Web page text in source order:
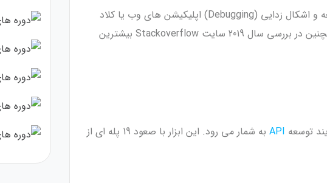
این ابزار در واقع یک ویرایشگر کد محسوب می شود، برای توسعه و اشکال زدایی (Debugging) اپلیکیشن های وب یا کلاد
(Cloud) مورد استفاده برنامه نویسان قرار می گیرد. این ابزار همچنین در بررسی سال 2019 سایت Stackoverflow بیشترین
API
به شمار می رود. این ابزار با صعود 19 پله ای از